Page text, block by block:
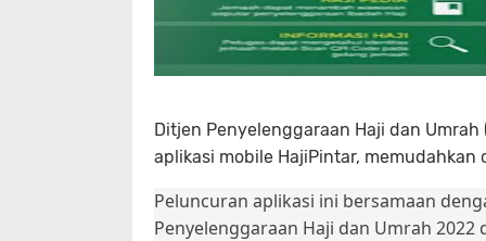
Ditjen Penyelenggaraan Haji dan
aplikasi mobile HajiPintar,
Peluncuran aplikasi ini bersamaan
Penyelenggaraan Haji dan Umrah 2022